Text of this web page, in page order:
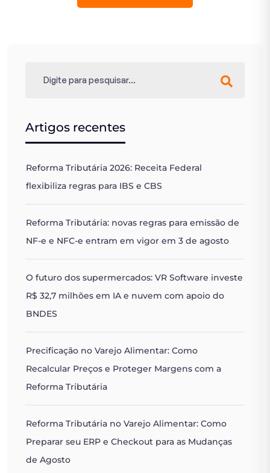
Artigos recentes
Reforma Tributária 2026: Receita Federal
flexibiliza regras para IBS e CBS
Reforma Tributária: novas regras para emissão de
NF-e e NFC-e entram em vigor em 3 de agosto
O futuro dos supermercados: VR Software investe
R$ 32,7 milhões em IA e nuvem com apoio do
BNDES
Precificação no Varejo Alimentar: Como
Recalcular Preços e Proteger Margens com a
Reforma Tributária
Reforma Tributária no Varejo Alimentar: Como
Preparar seu ERP e Checkout para as Mudanças
de Agosto